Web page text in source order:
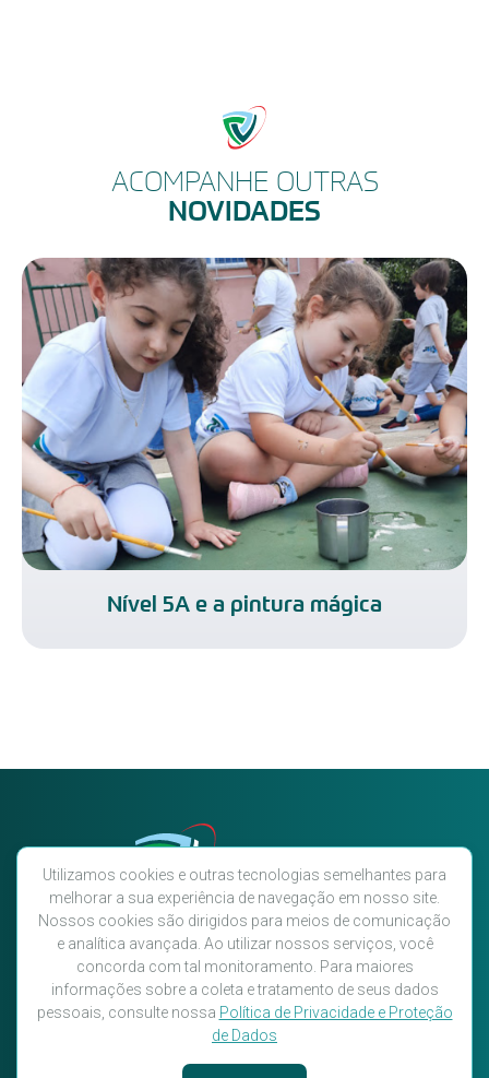
ACOMPANHE OUTRAS
NOVIDADES
Nível 5A e a pintura mágica
Você ainda não segue a AVAEC
nas redes sociais? Então siga-nos!
Utilizamos cookies e outras tecnologias semelhantes para
melhorar a sua experiência de navegação em nosso site.
Nossos cookies são dirigidos para meios de comunicação
e analítica avançada. Ao utilizar nossos serviços, você
concorda com tal monitoramento. Para maiores
informações sobre a coleta e tratamento de seus dados
pessoais, consulte nossa Política de Privacidade e Proteção
de Dados